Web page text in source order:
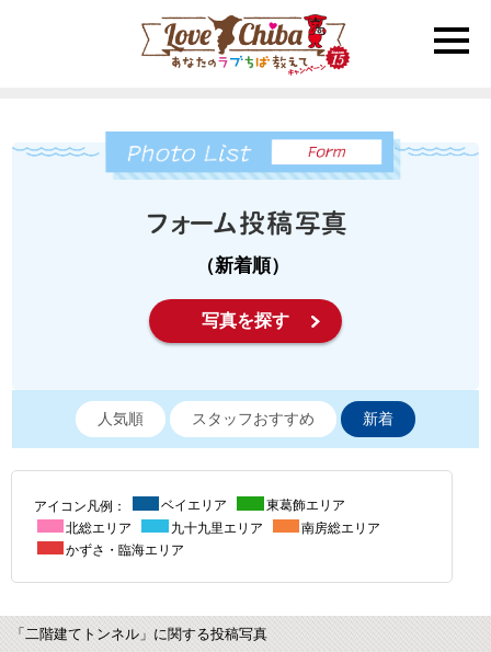
toggle
（新着順）
写真を探す
人気順 スタッフおすすめ 新着
アイコン凡例： ベイエリア
東葛飾エリア
北総エリア
九十九里エリア
南房総エリア
かずさ・臨海エリア
「二階建てトンネル」に関する投稿写真